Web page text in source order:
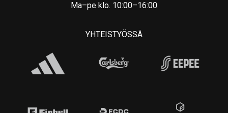
Ma–pe klo. 10:00–16:00
YHTEISTYÖSSÄ